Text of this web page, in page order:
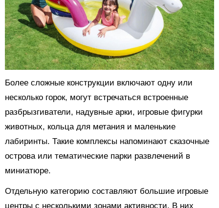
Более сложные конструкции включают одну или
несколько горок, могут встречаться встроенные
разбрызгиватели, надувные арки, игровые фигурки
животных, кольца для метания и маленькие
лабиринты. Такие комплексы напоминают сказочные
острова или тематические парки развлечений в
миниатюре.
Отдельную категорию составляют большие игровые
центры с несколькими зонами активности. В них